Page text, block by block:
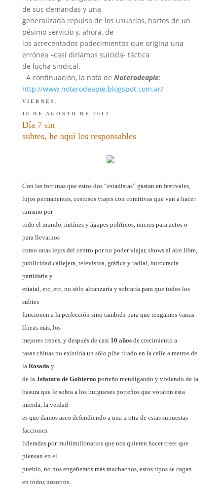
de sus demandas y una
generalizada repulsa de los usuarios, hartos de un
pésimo servicio y, ahora, de
los acrecentados padecimientos que origina una
errónea –casi diríamos suicida- táctica
de lucha sindical.
A continuación, la nota de Noterodeapie:
http://www.noterodeapie.blogspot.com.ar/
VIERNES,
10 DE AGOSTO DE 2012
Día 7 sin
subtes, he aquí los responsables
Con las fortunas que estos dos “estadistas” gastan en festivales,
lujos permanentes, costosos viajes con comitivas que van a hacer
turismo por
todo el mundo, mitínes y ágapes políticos, micros para actos o
para llevarnos
como ratas lejos del centro por no poder viajar, shows al aire libre,
publicidad callejera, televisiva, gráfica y radial, burocracia
partidaria y
estatal, etc, etc, no sólo alcanzaría y sobraría para que todos los
subtes
funcionen a la perfección sino también para que tengamos varias
líneas más, los
mejores trenes, y después de casi 10 añosde crecimiento a
tasas chinas no existiría un sólo pibe tirado en la calle a metros de
la Rosada y
de la Jefatura de Gobierno porteño mendigando y viviendo de la
basura que le sobra a los burgueses porteños que votaron esta
mierda, la verdad
es que damos asco defendiendo a una u otra de estas supuestas
facciones
lideradas por multimillonarios que nos quieren hacer creer que
piensan en el
pueblo, no nos engañemos más muchachos, estos tipos se cagan
en todos nosotros.